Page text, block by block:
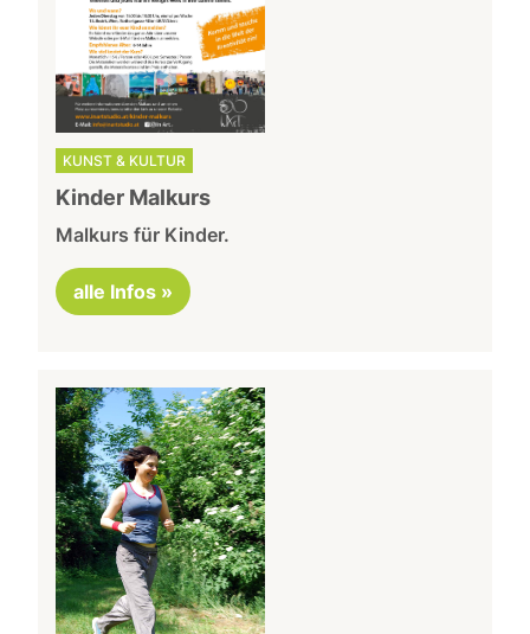
KUNST & KULTUR
Kinder Malkurs
Malkurs für Kinder.
alle Infos »